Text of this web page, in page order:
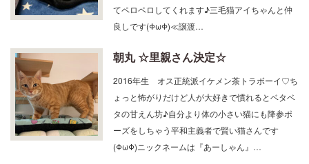
てペロペロしてくれます♪三毛猫アイちゃんと仲
良しです(ΦωΦ)≪譲渡…
朝丸 ☆里親さん決定☆
2016年生 オス正統派イケメン茶トラボーイ♡ち
ょっと怖がりだけど人が大好きで慣れるとベタベ
タの甘えん坊♪自分より体の小さい猫にも降参ポ
ーズをしちゃう平和主義者で賢い猫さんです
(ΦωΦ)ニックネームは『あーしゃん』…